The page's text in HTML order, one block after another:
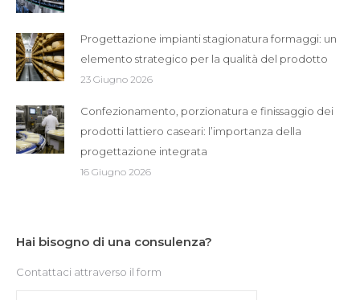
Progettazione impianti stagionatura formaggi: un
elemento strategico per la qualità del prodotto
23 Giugno 2026
Confezionamento, porzionatura e finissaggio dei
prodotti lattiero caseari: l’importanza della
progettazione integrata
16 Giugno 2026
Hai bisogno di una consulenza?
Contattaci attraverso il form